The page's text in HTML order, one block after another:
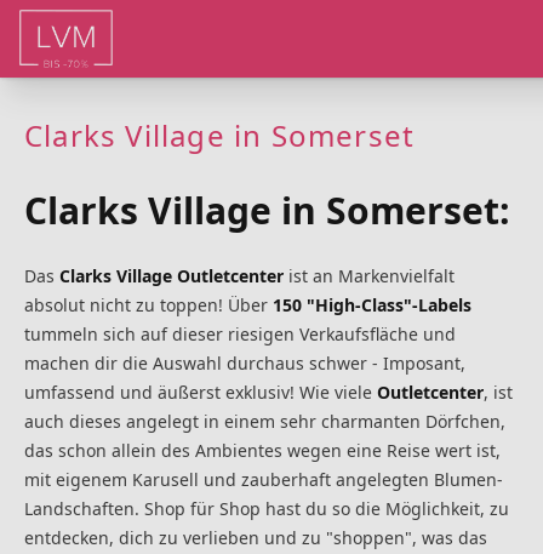
Clarks Village in Somerset
Clarks Village in Somerset:
Das Clarks Village Outletcenter ist an Markenvielfalt
absolut nicht zu toppen! Über 150 "High-Class"-Labels
tummeln sich auf dieser riesigen Verkaufsfläche und
machen dir die Auswahl durchaus schwer - Imposant,
umfassend und äußerst exklusiv! Wie viele Outletcenter, ist
auch dieses angelegt in einem sehr charmanten Dörfchen,
das schon allein des Ambientes wegen eine Reise wert ist,
mit eigenem Karusell und zauberhaft angelegten Blumen-
Landschaften. Shop für Shop hast du so die Möglichkeit, zu
entdecken, dich zu verlieben und zu "shoppen", was das